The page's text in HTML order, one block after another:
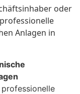
oder
Anlagen in